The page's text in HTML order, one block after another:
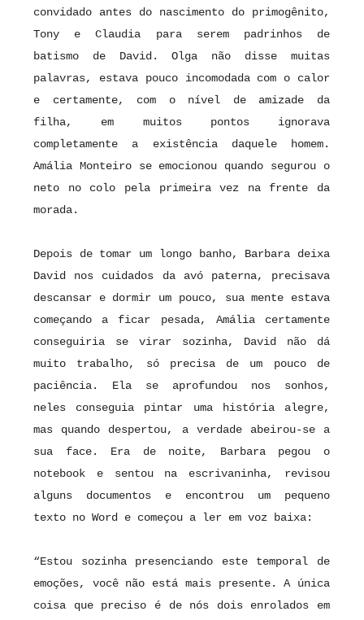
convidado antes do nascimento do primogênito,
Tony e Claudia para serem padrinhos de
batismo de David. Olga não disse muitas
palavras, estava pouco incomodada com o calor
e certamente, com o nível de amizade da
filha, em muitos pontos ignorava
completamente a existência daquele homem.
Amália Monteiro se emocionou quando segurou o
neto no colo pela primeira vez na frente da
morada.
Depois de tomar um longo banho, Barbara deixa
David nos cuidados da avó paterna, precisava
descansar e dormir um pouco, sua mente estava
começando a ficar pesada, Amália certamente
conseguiria se virar sozinha, David não dá
muito trabalho, só precisa de um pouco de
paciência. Ela se aprofundou nos sonhos,
neles conseguia pintar uma história alegre,
mas quando despertou, a verdade abeirou-se a
sua face. Era de noite, Barbara pegou o
notebook e sentou na escrivaninha, revisou
alguns documentos e encontrou um pequeno
texto no Word e começou a ler em voz baixa:
“Estou sozinha presenciando este temporal de
emoções, você não está mais presente. A única
coisa que preciso é de nós dois enrolados em